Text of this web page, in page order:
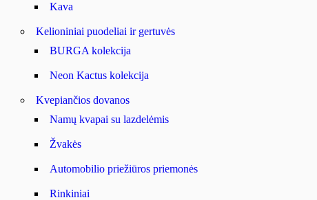
Kava
Kelioniniai puodeliai ir gertuvės
BURGA kolekcija
Neon Kactus kolekcija
Kvepiančios dovanos
Namų kvapai su lazdelėmis
Žvakės
Automobilio priežiūros priemonės
Rinkiniai